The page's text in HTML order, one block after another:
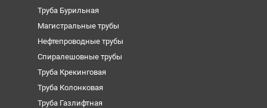
Труба Бурильная
Магистральные трубы
Нефтепроводные трубы
Спиралешовные трубы
Труба Крекинговая
Труба Колонковая
Труба Газлифтная